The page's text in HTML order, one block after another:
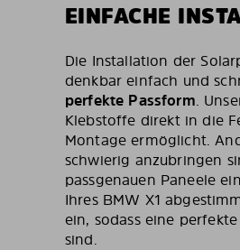
EINFACHE
Die Installation der
denkbar einfach und
perfekte Passform.
Klebstoffe direkt in die
Montage ermöglicht.
schwierig anzubringen
passgenauen Paneele
Ihres BMW X1
ein, sodass eine
sind.